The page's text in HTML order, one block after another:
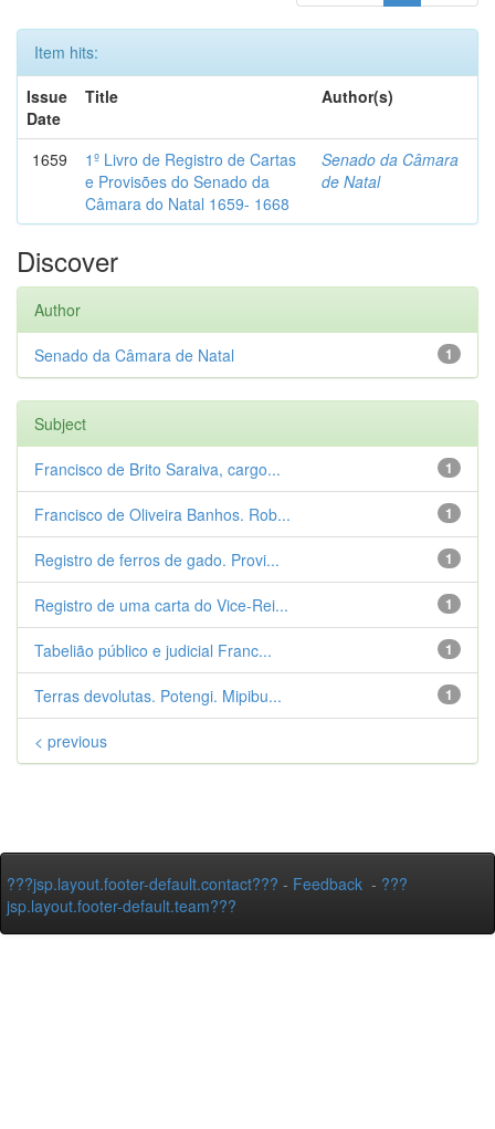
Item hits:
Issue
Date
Title Author(s)
1659
1º Livro de Registro de Cartas
e Provisões do Senado da
Câmara do Natal 1659- 1668
Senado da Câmara
de Natal
Discover
Author
1
Senado da Câmara de Natal
Subject
1
Francisco de Brito Saraiva, cargo...
1
Francisco de Oliveira Banhos. Rob...
1
Registro de ferros de gado. Provi...
1
Registro de uma carta do Vice-Rei...
1
Tabelião público e judicial Franc...
1
Terras devolutas. Potengi. Mipibu...
< previous
???jsp.layout.footer-default.contact??? - Feedback - ???
jsp.layout.footer-default.team???